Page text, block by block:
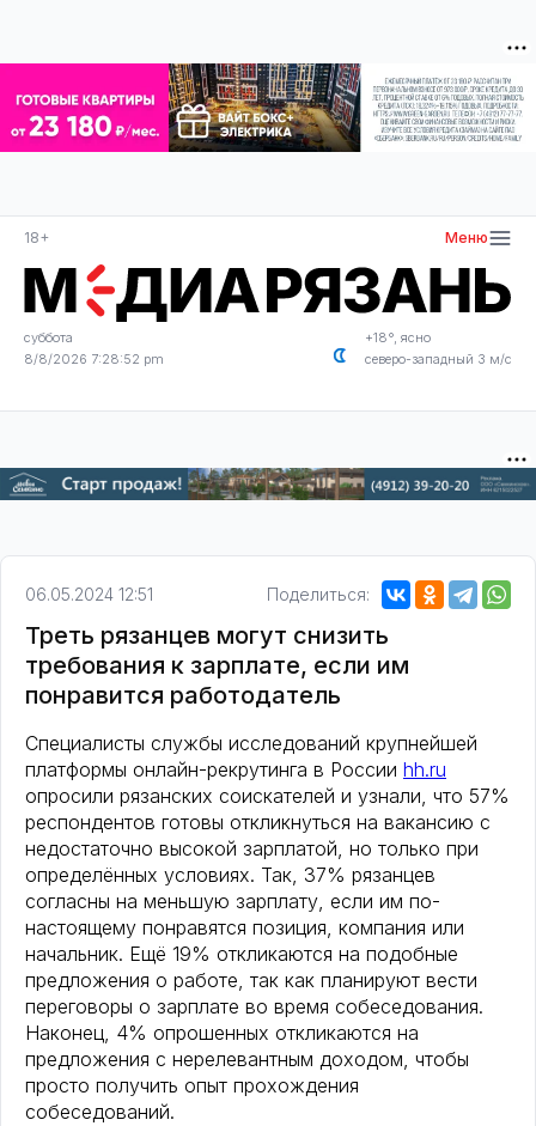
18+ Меню
суббота
8/8/2026 7:28:52 pm
+18°, ясно
северо-западный 3 м/с
06.05.2024 12:51 Поделиться:
Треть рязанцев могут снизить
требования к зарплате, если им
понравится работодатель
Специалисты службы исследований крупнейшей
платформы онлайн-рекрутинга в России hh.ru
опросили рязанских соискателей и узнали, что 57%
респондентов готовы откликнуться на вакансию с
недостаточно высокой зарплатой, но только при
определённых условиях. Так, 37% рязанцев
согласны на меньшую зарплату, если им по-
настоящему понравятся позиция, компания или
начальник. Ещё 19% откликаются на подобные
предложения о работе, так как планируют вести
переговоры о зарплате во время собеседования.
Наконец, 4% опрошенных откликаются на
предложения с нерелевантным доходом, чтобы
просто получить опыт прохождения
собеседований.